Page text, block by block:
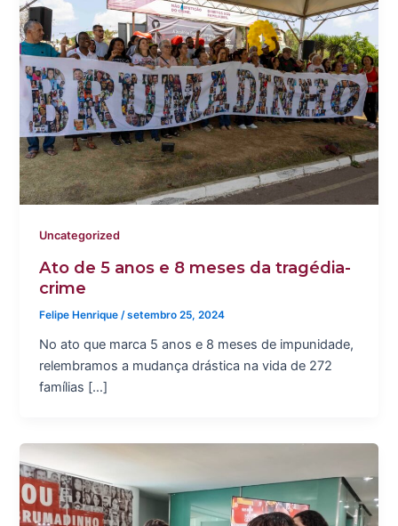
Uncategorized
Ato de 5 anos e 8 meses da tragédia-
crime
Felipe Henrique/setembro 25, 2024
No ato que marca 5 anos e 8 meses de impunidade,
relembramos a mudança drástica na vida de 272
famílias […]